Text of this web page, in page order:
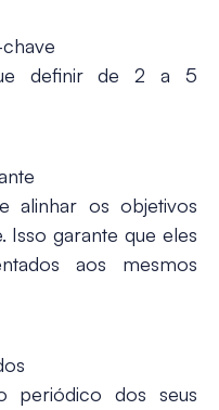
definir de 2 a 5
alinhar os objetivos
Isso garante que eles
aos mesmos
periódico dos seus